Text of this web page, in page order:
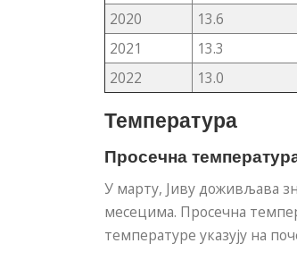
2020
13.6
2021
13.3
2022
13.0
Температура
Просечна
У марту, Јиву доживљава
месецима. Просечна
температуре указују на